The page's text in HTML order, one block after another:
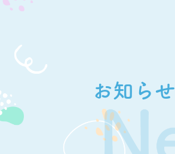
お知らせ